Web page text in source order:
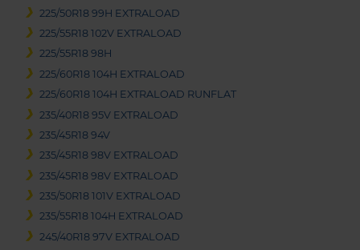
225/50R18 99H EXTRALOAD
225/55R18 102V EXTRALOAD
225/55R18 98H
225/60R18 104H EXTRALOAD
225/60R18 104H EXTRALOAD RUNFLAT
235/40R18 95V EXTRALOAD
235/45R18 94V
235/45R18 98V EXTRALOAD
235/45R18 98V EXTRALOAD
235/50R18 101V EXTRALOAD
235/55R18 104H EXTRALOAD
245/40R18 97V EXTRALOAD